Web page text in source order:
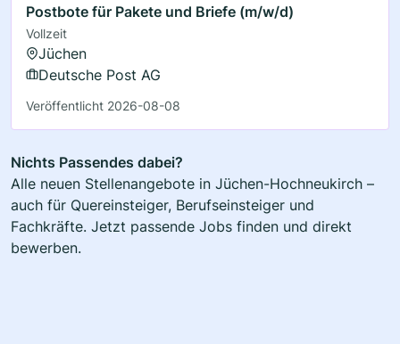
Postbote für Pakete und Briefe (m/w/d)
Vollzeit
Jüchen
Deutsche Post AG
Veröffentlicht 2026-08-08
Nichts Passendes dabei?
Alle neuen Stellenangebote in Jüchen-Hochneukirch –
auch für Quereinsteiger, Berufseinsteiger und
Fachkräfte. Jetzt passende Jobs finden und direkt
bewerben.